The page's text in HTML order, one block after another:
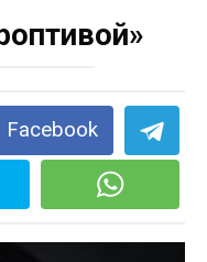
Facebook